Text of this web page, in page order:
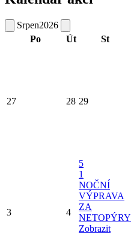
Srpen2026
Po
Út St
27 28 29
3 4
5
1
NOČNÍ
VÝPRAVA
ZA
NETOPÝRY
Zobrazit